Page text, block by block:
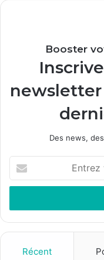
Booster
Des news,
t
e
z
Récent